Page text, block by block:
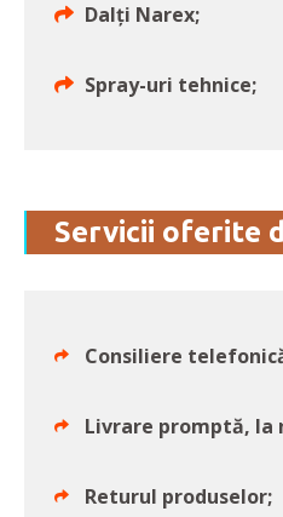
Dalți Narex;
Spray-uri tehnice;
Servicii oferite
Consiliere
Livrare promptă, la
Returul produselor;